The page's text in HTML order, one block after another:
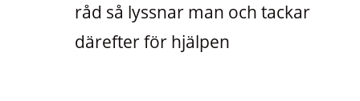
råd så lyssnar man och tackar
därefter för hjälpen